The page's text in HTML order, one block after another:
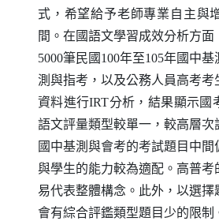
式，希望給予老師專業自主與
間。在國語文學習成效分析方
5000筆民國100年至105年國中
測與指考，以及公務人員高考考
資料進行IRT分析，結果顯示國
語文評量類型較單一，較高層次
國中基測與會考的考試題目中間
與學生的能力較為適配。高普考
易代表整體構念。此外，以選擇
會有綜合評鑑類型題目少的限制